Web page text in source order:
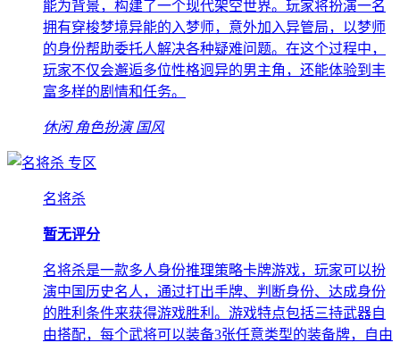
能为背景，构建了一个现代架空世界。玩家将扮演一名
拥有穿梭梦境异能的入梦师，意外加入异管局，以梦师
的身份帮助委托人解决各种疑难问题。在这个过程中，
玩家不仅会邂逅多位性格迥异的男主角，还能体验到丰
富多样的剧情和任务。
休闲 角色扮演 国风
专区
名将杀
暂无评分
名将杀是一款多人身份推理策略卡牌游戏，玩家可以扮
演中国历史名人，通过打出手牌、判断身份、达成身份
的胜利条件来获得游戏胜利。游戏特点包括三持武器自
由搭配，每个武将可以装备3张任意类型的装备牌，自由